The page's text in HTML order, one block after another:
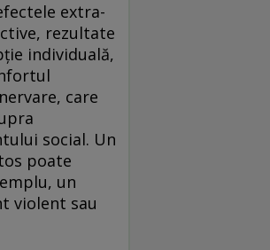
extra-
rezultate
individuală,
care
social. Un
poate
un
violent sau